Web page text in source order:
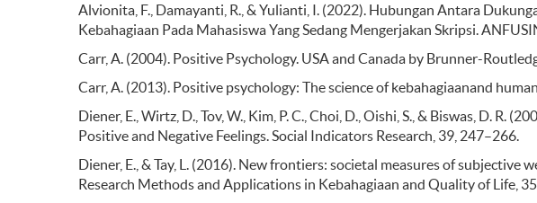
Alvionita, F., Damayanti, R., & Yulianti, I. (2022). Hubungan Antara
Kebahagiaan Pada Mahasiswa Yang Sedang Mengerjakan Skripsi.
Carr, A. (2004). Positive Psychology. USA and Canada by Brunner-
Carr, A. (2013). Positive psychology: The science of kebahagiaanand
Diener, E., Wirtz, D., Tov, W., Kim, P. C., Choi, D., Oishi, S., & Biswas, D. R.
Positive and Negative Feelings. Social Indicators Research, 39, 247–266.
Diener, E., & Tay, L. (2016). New frontiers: societal measures of
Research Methods and Applications in Kebahagiaan and Quality of Life,